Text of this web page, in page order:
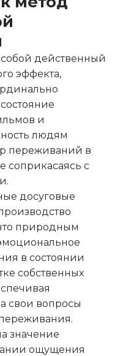
собой действенный
эффекта,
и
людям
переживаний в
соприкасаясь с
досуговые
природным
в состоянии
собственных
свои вопросы
значение
ощущения